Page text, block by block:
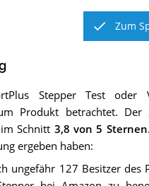
Zum
StepperTest oder
Produkt betrachtet. Der
Schnitt 3,8 von 5 Sternen
ergeben haben:
ungefähr 127 Besitzer des